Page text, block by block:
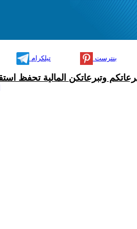
تيلكرام بنترست
وتبرعاتكن المالية تحفظ